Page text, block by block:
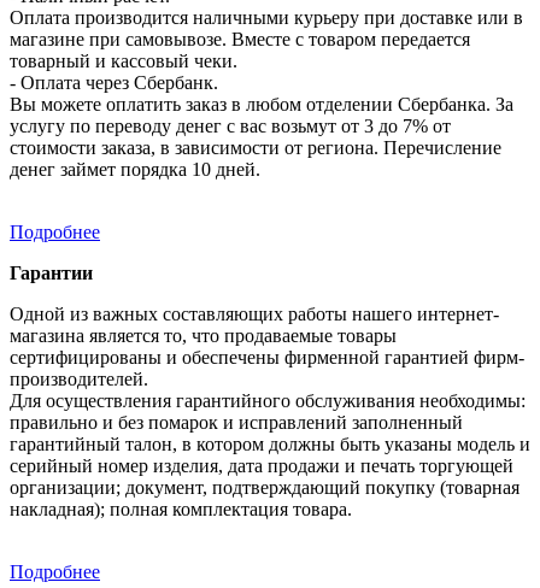
Оплата производится наличными курьеру при доставке или в
магазине при самовывозе. Вместе с товаром передается
товарный и кассовый чеки.
- Оплата через Сбербанк.
Вы можете оплатить заказ в любом отделении Сбербанка. За
услугу по переводу денег с вас возьмут от 3 до 7% от
стоимости заказа, в зависимости от региона. Перечисление
денег займет порядка 10 дней.
Подробнее
Гарантии
Одной из важных составляющих работы нашего интернет-
магазина является то, что продаваемые товары
сертифицированы и обеспечены фирменной гарантией фирм-
производителей.
Для осуществления гарантийного обслуживания необходимы:
правильно и без помарок и исправлений заполненный
гарантийный талон, в котором должны быть указаны модель и
серийный номер изделия, дата продажи и печать торгующей
организации; документ, подтверждающий покупку (товарная
накладная); полная комплектация товара.
Подробнее